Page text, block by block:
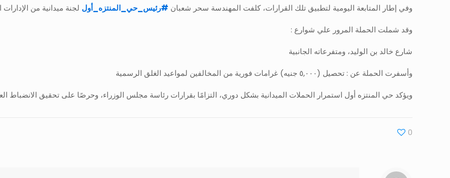
وفي إطار المتابعة اليومية لتطبيق تلك القرارات، كلفت المهندسة سحر شعبان #رئيس_حي_المنتزه_أول لجنة ميدانية من
وقد شملت الحملة المرور علي شوارع :
شارع خالد بن الوليد، ومتفرعاته الجانبية
وأسفرت الحملة عن : تحصيل (٥,٠٠٠ جنيه) غرامات فورية من المخالفين لمواعيد الغلق الرسمية
ويؤكد حي المنتزه أول استمرار الحملات الميدانية بشكل دوري، التزامًا بقرارات رئاسة مجلس الوزراء، وحرصًا على تحقيق الانضباط
0